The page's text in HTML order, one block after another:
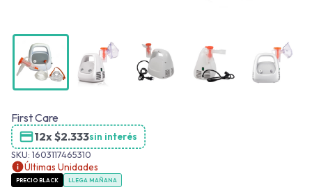
First Care
PRECIO BLACK LLEGA MAÑANA
12x$2.333sin interés
SKU: 1603117465310
Últimas Unidades